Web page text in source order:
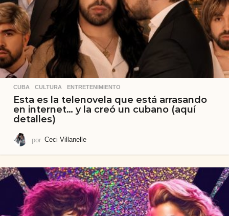
CUBA ,CULTURA ,ENTRETENIMIENTO
Esta es la telenovela que está arrasando
en internet… y la creó un cubano (aquí
detalles)
por Ceci Villanelle